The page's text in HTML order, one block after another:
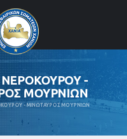
-
ΜΟΥΡΝΙΩΝ
- ΜΙΝΩΤΑΥΡΟΣ ΜΟΥΡΝΙΩΝ